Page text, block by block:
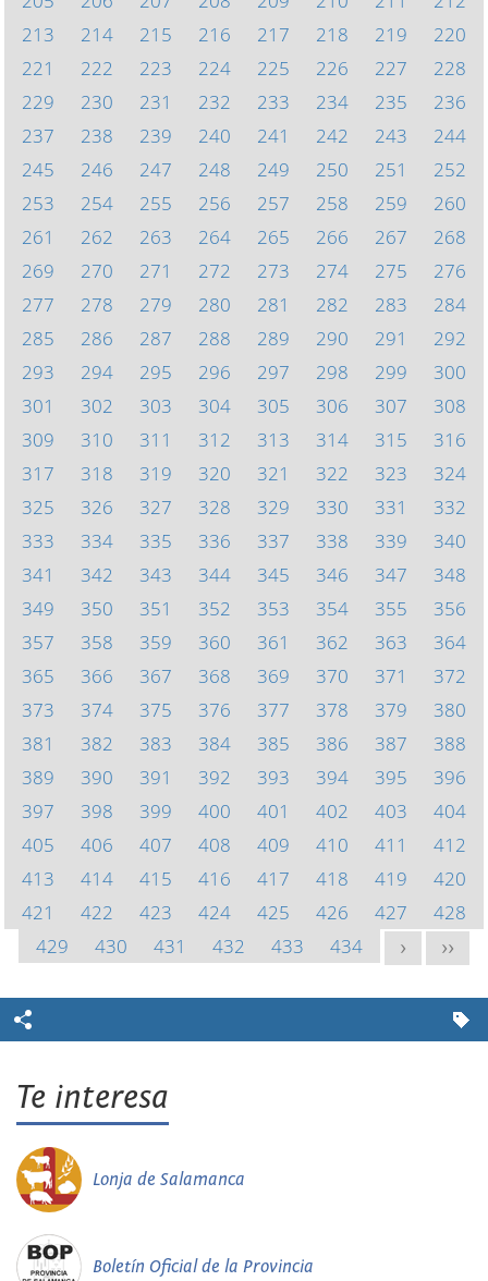
213
214 215 216 217 218 219
220
221
222 223 224 225 226 227
228
229
230 231 232 233 234 235
236
237
238 239 240 241 242 243
244
245
246 247 248 249 250 251
252
253
254 255 256 257 258 259
260
261
262 263 264 265 266 267
268
269
270 271 272 273 274 275
276
277
278 279 280 281 282 283
284
285
286 287 288 289 290 291
292
293
294 295 296 297 298 299
300
301
302 303 304 305 306 307
308
309
310 311 312 313 314 315
316
317
318 319 320 321 322 323
324
325
326 327 328 329 330 331
332
333
334 335 336 337 338 339
340
341
342 343 344 345 346 347
348
349
350 351 352 353 354 355
356
357
358 359 360 361 362 363
364
365
366 367 368 369 370 371
372
373
374 375 376 377 378 379
380
381
382 383 384 385 386 387
388
389
390 391 392 393 394 395
396
397
398 399 400 401 402 403
404
405
406 407 408 409 410 411
412
413
414 415 416 417 418 419
420
421
422 423 424 425 426 427
428
429
430 431 432 433 434 > >>
Te interesa
Lonja de Salamanca
Boletín Oficial de la Provincia